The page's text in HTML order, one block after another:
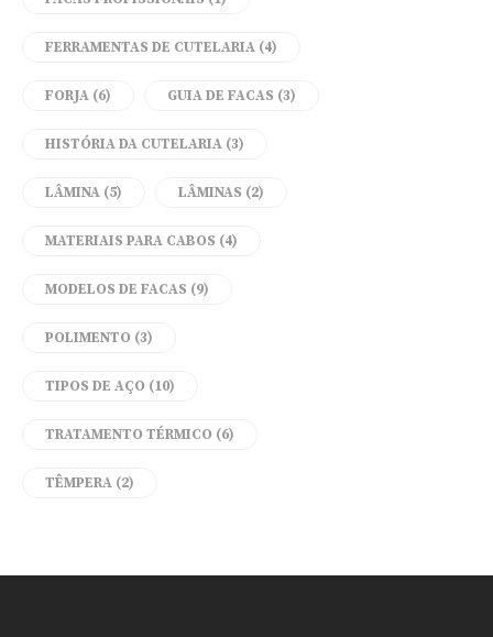
FERRAMENTAS DE CUTELARIA (4)
FORJA (6) GUIA DE FACAS (3)
HISTÓRIA DA CUTELARIA (3)
LÂMINA (5) LÂMINAS (2)
MATERIAIS PARA CABOS (4)
MODELOS DE FACAS (9)
POLIMENTO (3)
TIPOS DE AÇO (10)
TRATAMENTO TÉRMICO (6)
TÊMPERA (2)